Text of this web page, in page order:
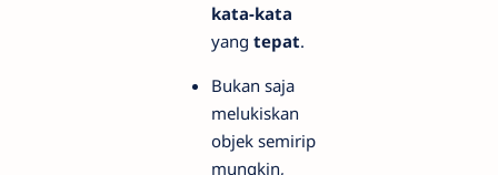
kata-kata
yang tepat.
Bukan saja
melukiskan
objek semirip
mungkin,